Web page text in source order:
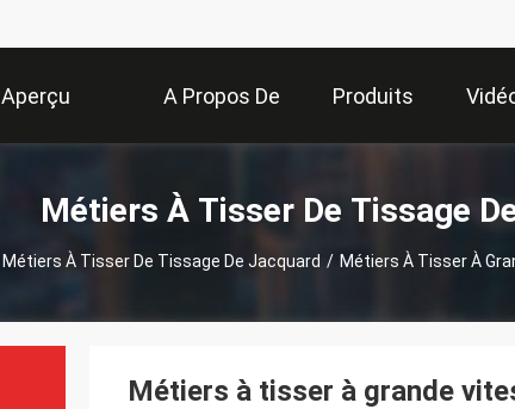
Aperçu A Propos De Produits
Métiers À Tisser De Tissage
Métiers À Tisser De Tissage De Jacquard / Métiers À Tisser À
Métiers à tisser à grande